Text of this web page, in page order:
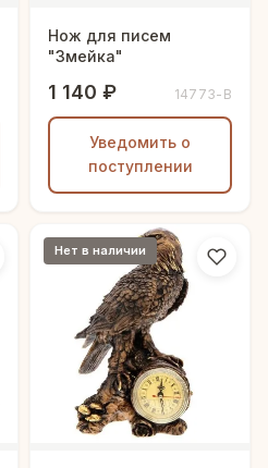
Нож для писем
"Змейка"
1 140 ₽ 14773-В
Уведомить о
поступлении
Нет в наличии